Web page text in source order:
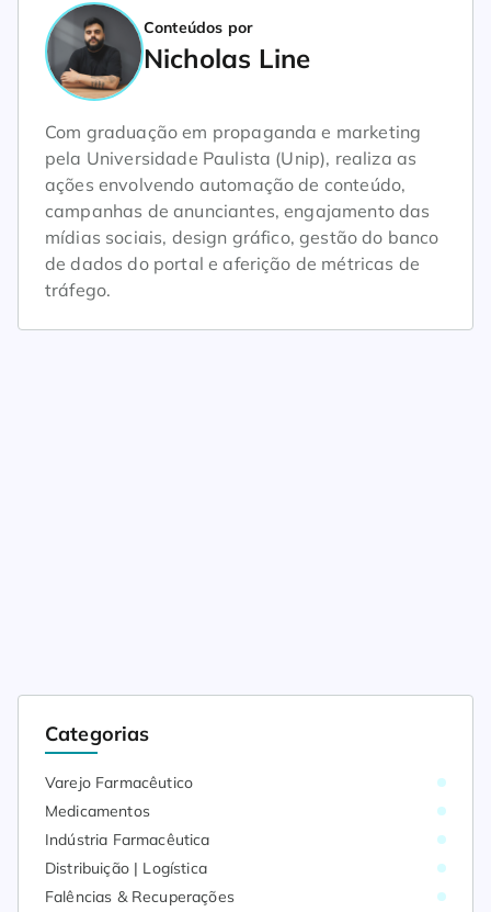
Conteúdos por
Nicholas Line
Com graduação em propaganda e marketing
pela Universidade Paulista (Unip), realiza as
ações envolvendo automação de conteúdo,
campanhas de anunciantes, engajamento das
mídias sociais, design gráfico, gestão do banco
de dados do portal e aferição de métricas de
tráfego.
Categorias
Varejo Farmacêutico
Medicamentos
Indústria Farmacêutica
Distribuição | Logística
Falências & Recuperações